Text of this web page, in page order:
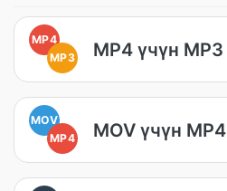
MP4
MP3
MP4 үчүн MP3
MOV
MP4
MOV үчүн MP4